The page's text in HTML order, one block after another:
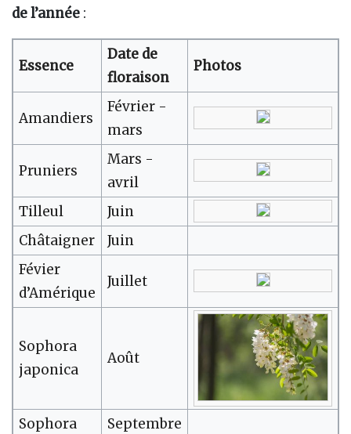
de l’année :
Essence
Date de
floraison
Photos
Amandiers
Février -
mars
Pruniers
Mars -
avril
Tilleul
Juin
Châtaigner
Juin
Févier
d’Amérique
Juillet
Sophora
japonica
Août
Sophora
Septembre